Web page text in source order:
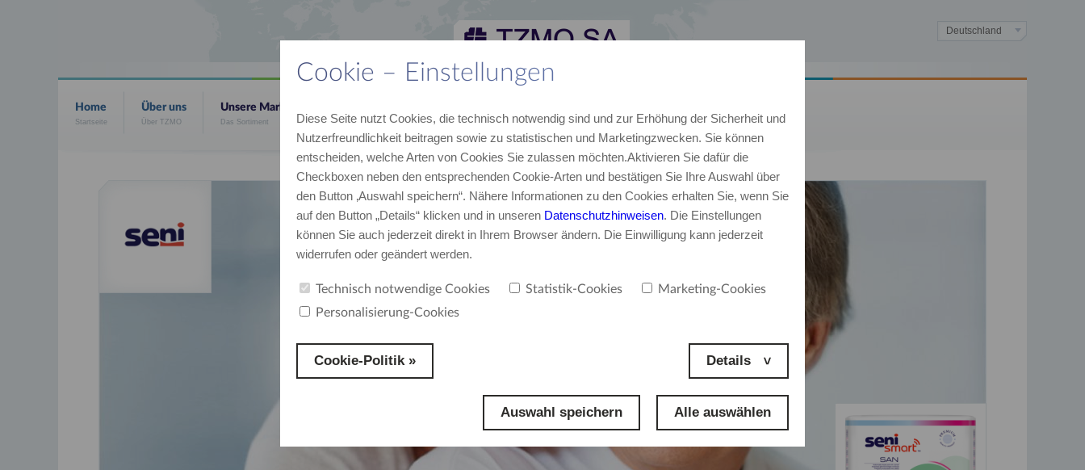
Cookie – Einstellungen
Diese Seite nutzt Cookies, die technisch notwendig sind und zur Erhöhung der Sicherheit und
Nutzerfreundlichkeit beitragen sowie zu statistischen und Marketingzwecken. Sie können
entscheiden, welche Arten von Cookies Sie zulassen möchten.Aktivieren Sie dafür die
Checkboxen neben den entsprechenden Cookie-Arten und bestätigen Sie Ihre Auswahl über
den Button ‚Auswahl speichern“. Nähere Informationen zu den Cookies erhalten Sie, wenn Sie
auf den Button „Details“ klicken und in unseren Datenschutzhinweisen. Die Einstellungen
können Sie auch jederzeit direkt in Ihrem Browser ändern. Die Einwilligung kann jederzeit
widerrufen oder geändert werden.
Technisch notwendige Cookies Statistik-Cookies
Marketing-Cookies
Personalisierung-Cookies
Cookie-Politik » Details
Auswahl speichern Alle auswählen
Deutschland
Home
Startseite
Über uns
Über TZMO
Unsere Marken
Das Sortiment Neues von TZMO Unser Team E-Mail, Telefon Über uns